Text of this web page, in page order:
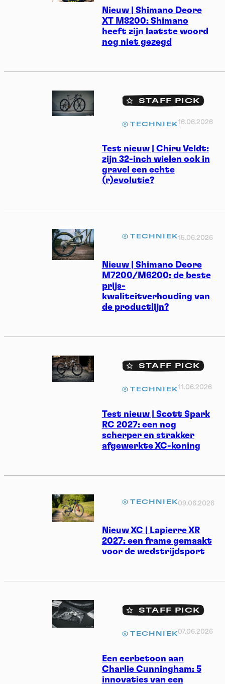
Nieuw | Shimano Deore
XT M8200: Shimano
heeft zijn laatste woord
nog niet gezegd
Test nieuw | Chiru Veldt:
zijn 32-inch wielen ook in
gravel een echte
(r)evolutie?
STAFF PICK
TECHNIEK16.06.2026
Nieuw | Shimano Deore
M7200/M6200: de beste
prijs-
kwaliteitverhouding van
de productlijn?
TECHNIEK15.06.2026
Test nieuw | Scott Spark
RC 2027: een nog
scherper en strakker
afgewerkte XC-koning
STAFF PICK
TECHNIEK11.06.2026
Nieuw XC | Lapierre XR
2027: een frame gemaakt
voor de wedstrijdsport
TECHNIEK09.06.2026
Een eerbetoon aan
Charlie Cunningham: 5
innovaties van een
STAFF PICK
TECHNIEK07.06.2026